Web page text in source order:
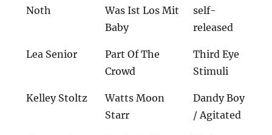
Noth
Was Ist Los Mit
Baby
self-
released
Lea Senior
Part Of The
Crowd
Third Eye
Stimuli
Kelley Stoltz
Watts Moon
Starr
Dandy Boy
/ Agitated